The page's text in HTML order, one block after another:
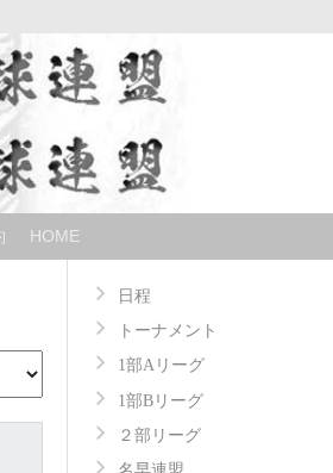
HOME
日程
トーナメント
1部Aリーグ
1部Bリーグ
２部リーグ